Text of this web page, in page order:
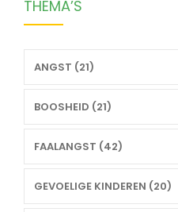
THEMA’S
ANGST (21)
BOOSHEID (21)
FAALANGST (42)
GEVOELIGE KINDEREN (20)